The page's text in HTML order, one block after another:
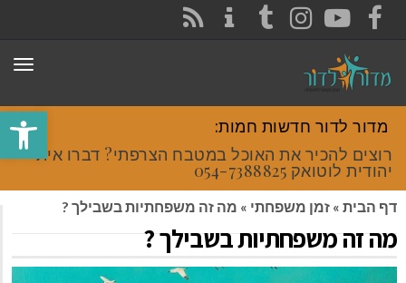
פתח
FACEBOOK
YOUTUBE
INSTAGRAM
TUMBLR
מדור לדור חדשות חמות:
רוצים להכיר את האוכל במטבח הצרפתי? דברו איתי
יהודית לוטואק 054-7388825.
דף הבית » זמן משפחתי » מה זה משפחתיות בשבילך ?
מה זה משפחתיות בשבילך ?